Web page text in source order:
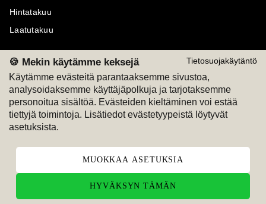
Tietosuojakäytäntö
🍪 Mekin käytämme keksejä
Käytämme evästeitä parantaaksemme sivustoa,
analysoidaksemme käyttäjäpolkuja ja tarjotaksemme
personoitua sisältöä. Evästeiden kieltäminen voi estää
tiettyjä toimintoja. Lisätiedot evästetyypeistä löytyvät
asetuksista.
MUOKKAA ASETUKSIA
HYVÄKSYN TÄMÄN
Hintatakuu
Laatutakuu
Maksutavat
M
Seuraa meitä